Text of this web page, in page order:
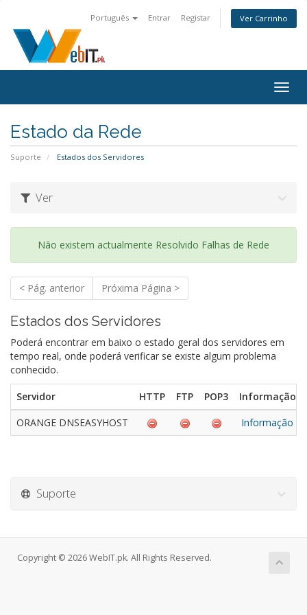
Português Entrar Registar Ver Carrinho
Estado da Rede
Suporte Estados dos Servidores
Ver
Não existem actualmente Resolvido Falhas de Rede
< Pág. anterior Próxima Página >
Estados dos Servidores
Poderá encontrar em baixo o estado geral dos servidores em
tempo real, onde poderá verificar se existe algum problema
conhecido.
Servidor HTTP FTP POP3
Informação
ORANGE DNSEASYHOST
Informação
Suporte
Copyright © 2026 WebIT.pk. All Rights Reserved.